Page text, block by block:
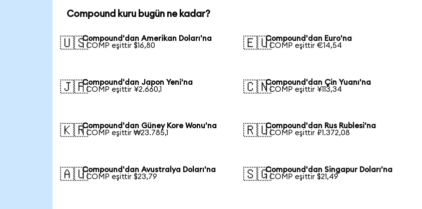
Compound kuru bugün ne kadar?
🇺🇸Compound'dan Amerikan Doları'na
1 COMP eşittir $16,80
🇪🇺Compound'dan Euro'na
1 COMP eşittir €14,54
🇯🇵Compound'dan Japon Yeni'na
1 COMP eşittir ¥2.660,1
🇨🇳Compound'dan Çin Yuanı'na
1 COMP eşittir ¥113,34
🇰🇷Compound'dan Güney Kore Wonu'na
1 COMP eşittir ₩23.785,1
🇷🇺Compound'dan Rus Rublesi'na
1 COMP eşittir ₽1.372,08
🇦🇺Compound'dan Avustralya Doları'na
1 COMP eşittir $23,79
🇸🇬Compound'dan Singapur Doları'na
1 COMP eşittir $21,49